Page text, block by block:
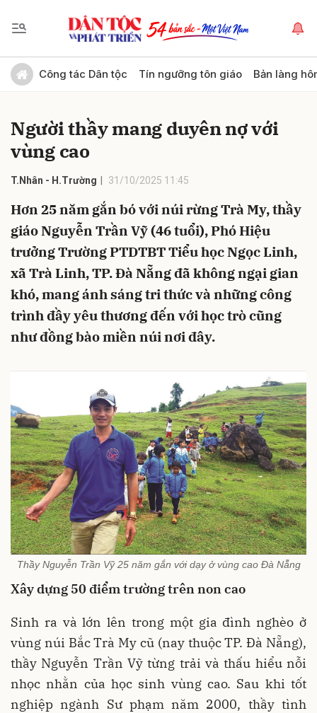
Công tác Dân tộc Tín ngưỡng tôn giáo Bản làng
Người thầy mang duyên nợ với
vùng cao
T.Nhân - H.Trường 31/10/2025 11:45
Hơn 25 năm gắn bó với núi rừng Trà My, thầy
giáo Nguyễn Trần Vỹ (46 tuổi), Phó Hiệu
trưởng Trường PTDTBT Tiểu học Ngọc Linh,
xã Trà Linh, TP. Đà Nẵng đã không ngại gian
khó, mang ánh sáng tri thức và những công
trình đầy yêu thương đến với học trò cũng
như đồng bào miền núi nơi đây.
Thầy Nguyễn Trần Vỹ 25 năm gắn với dạy ở vùng cao Đà Nẵng
Xây dựng 50 điểm trường trên non cao
Sinh ra và lớn lên trong một gia đình nghèo ở
vùng núi Bắc Trà My cũ (nay thuộc TP. Đà Nẵng),
thầy Nguyễn Trần Vỹ từng trải và thấu hiểu nỗi
nhọc nhằn của học sinh vùng cao. Sau khi tốt
nghiệp ngành Sư phạm năm 2000, thầy tình
Gửi bình luận
Hủy Gửi